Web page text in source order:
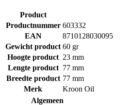
Product
Productnummer 603332
EAN
8710128030095
Gewicht product 60 gr
Hoogte product 23 mm
Lengte product 77 mm
Breedte product 77 mm
Merk
Kroon Oil
Algemeen